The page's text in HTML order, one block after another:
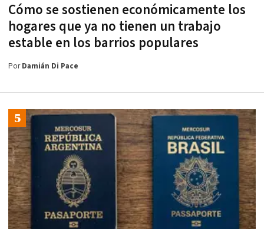
Cómo se sostienen económicamente los
hogares que ya no tienen un trabajo
estable en los barrios populares
PorDamián Di Pace